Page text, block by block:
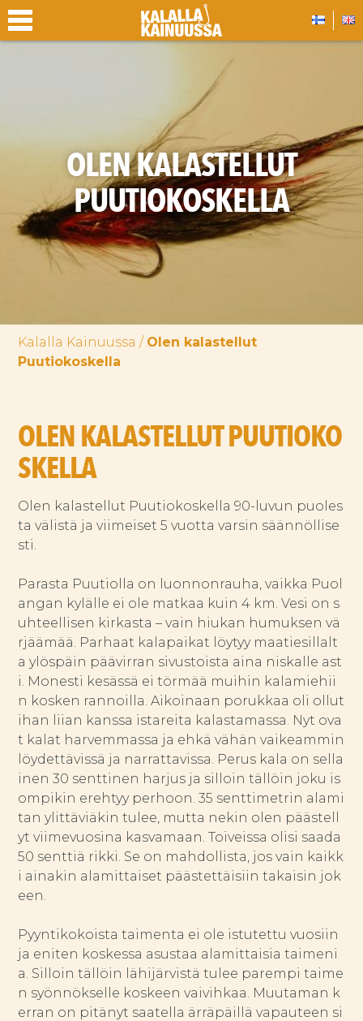
OLEN KALASTELLUT
PUUTIOKOSKELLA
Kalalla Kainuussa / Olen kalastellut
Puutiokoskella
OLEN KALASTELLUT PUUTIOKO
SKELLA
Olen kalastellut Puutiokoskella 90-luvun puoles
ta välistä ja viimeiset 5 vuotta varsin säännöllise
sti.
Parasta Puutiolla on luonnonrauha, vaikka Puol
angan kylälle ei ole matkaa kuin 4 km. Vesi on s
uhteellisen kirkasta – vain hiukan humuksen vä
rjäämää. Parhaat kalapaikat löytyy maatiesillalt
a ylöspäin päävirran sivustoista aina niskalle ast
i. Monesti kesässä ei törmää muihin kalamiehii
n kosken rannoilla. Aikoinaan porukkaa oli ollut
ihan liian kanssa istareita kalastamassa. Nyt ova
t kalat harvemmassa ja ehkä vähän vaikeammin
löydettävissä ja narrattavissa. Perus kala on sella
inen 30 senttinen harjus ja silloin tällöin joku is
ompikin erehtyy perhoon. 35 senttimetrin alami
tan ylittäviäkin tulee, mutta nekin olen päästell
yt viimevuosina kasvamaan. Toiveissa olisi saada
50 senttiä rikki. Se on mahdollista, jos vain kaikk
i ainakin alamittaiset päästettäisiin takaisin jok
een.
Pyyntikokoista taimenta ei ole istutettu vuosiin
ja eniten koskessa asustaa alamittaisia taimeni
a. Silloin tällöin lähijärvistä tulee parempi taime
n syönnökselle koskeen vaivihkaa. Muutaman k
erran on pitänyt saatella ärräpäillä vapauteen si